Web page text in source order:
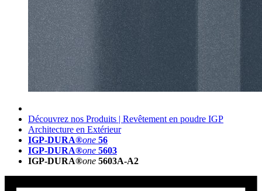
Découvrez nos Produits | Revêtement en poudre IGP
Architecture en Extérieur
IGP-DURA®one 56
IGP-DURA®one 5603
IGP-DURA®one 5603A-A2